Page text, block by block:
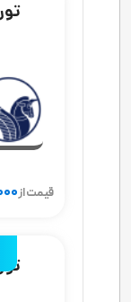
تور
قیمت از
تور